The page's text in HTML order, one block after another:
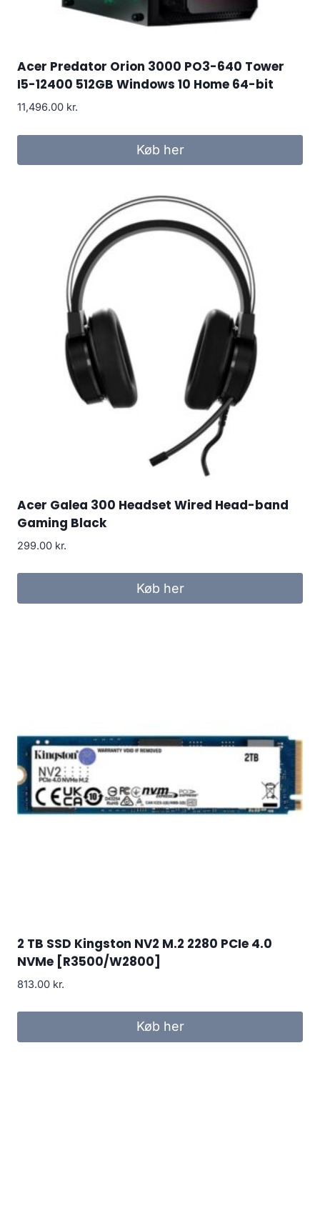
Acer Predator Orion 3000 PO3-640 Tower
I5-12400 512GB Windows 10 Home 64-bit
11,496.00 kr.
Køb her
Acer Galea 300 Headset Wired Head-band
Gaming Black
299.00 kr.
Køb her
2 TB SSD Kingston NV2 M.2 2280 PCIe 4.0
NVMe [R3500/W2800]
813.00 kr.
Køb her